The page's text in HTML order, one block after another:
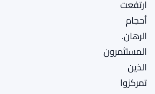
ارتفعت
أحجام
الرهان.
المستثمرون
الذين
تمركزوا